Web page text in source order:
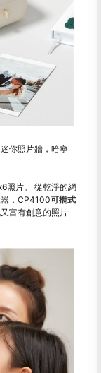
你照片牆，哈寧
照片。 從乾淨的網
，CP4100可擕式
富有創意的照片